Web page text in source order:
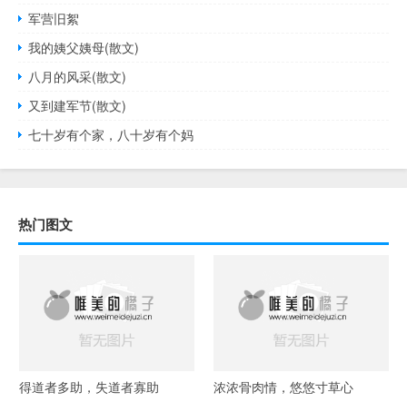
军营旧絮
我的姨父姨母(散文)
八月的风采(散文)
又到建军节(散文)
七十岁有个家，八十岁有个妈
热门图文
得道者多助，失道者寡助 浓浓骨肉情，悠悠寸草心